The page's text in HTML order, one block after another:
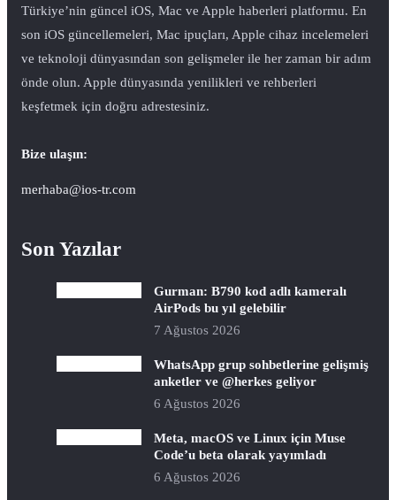
Türkiye’nin güncel iOS, Mac ve Apple haberleri platformu. En
son iOS güncellemeleri, Mac ipuçları, Apple cihaz incelemeleri
ve teknoloji dünyasından son gelişmeler ile her zaman bir adım
önde olun. Apple dünyasında yenilikleri ve rehberleri
keşfetmek için doğru adrestesiniz.
Bize ulaşın:
merhaba@ios-tr.com
Son Yazılar
Gurman: B790 kod adlı kameralı
AirPods bu yıl gelebilir
7 Ağustos 2026
WhatsApp grup sohbetlerine gelişmiş
anketler ve @herkes geliyor
6 Ağustos 2026
Meta, macOS ve Linux için Muse
Code’u beta olarak yayımladı
6 Ağustos 2026